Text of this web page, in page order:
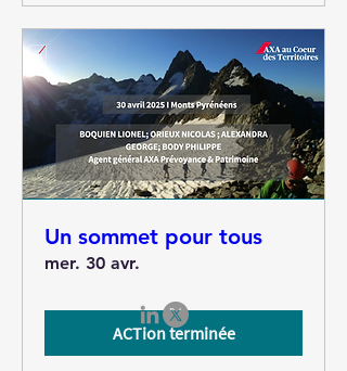
Un sommet pour tous
mer. 30 avr.
ACTion terminée